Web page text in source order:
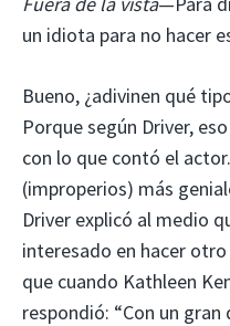
un idiota para no hacer
Bueno, ¿adivinen qué
Porque según Driver,
con lo que contó el actor.
(improperios) más
Driver explicó al medio
interesado en hacer otro
que cuando Kathleen
respondió: “Con un